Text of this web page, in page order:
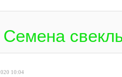
Семена
10:04